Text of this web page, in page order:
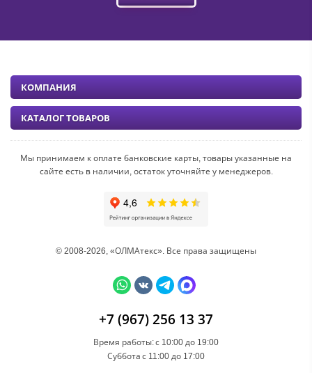
Мы принимаем к оплате банковские карты, товары указанные на
сайте есть в наличии, остаток уточняйте у менеджеров.
© 2008-2026, «ОЛМАтекс». Все права защищены
КОМПАНИЯ
КАТАЛОГ ТОВАРОВ
+7 (967) 256 13 37
Время работы:с 10:00 до 19:00
Субботас 11:00 до 17:00